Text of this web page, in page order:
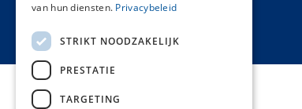
van hun diensten. Privacybeleid
STRIKT NOODZAKELIJK
PRESTATIE
TARGETING